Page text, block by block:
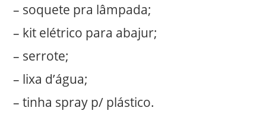
– soquete pra lâmpada;
– kit elétrico para abajur;
– serrote;
– lixa d’água;
– tinha spray p/ plástico.